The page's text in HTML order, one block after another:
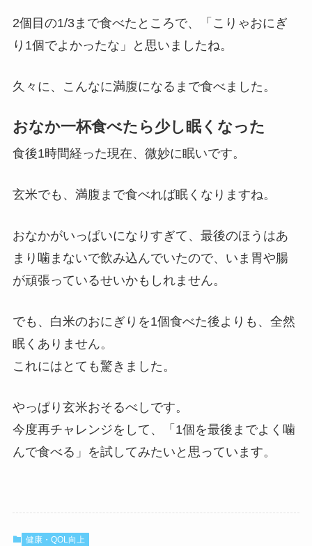
2個目の1/3まで食べたところで、「こりゃおにぎ
り1個でよかったな」と思いましたね。
久々に、こんなに満腹になるまで食べました。
おなか一杯食べたら少し眠くなった
食後1時間経った現在、微妙に眠いです。
玄米でも、満腹まで食べれば眠くなりますね。
おなかがいっぱいになりすぎて、最後のほうはあ
まり噛まないで飲み込んでいたので、いま胃や腸
が頑張っているせいかもしれません。
でも、白米のおにぎりを1個食べた後よりも、全然
眠くありません。
これにはとても驚きました。
やっぱり玄米おそるべしです。
今度再チャレンジをして、「1個を最後までよく噛
んで食べる」を試してみたいと思っています。
健康・QOL向上